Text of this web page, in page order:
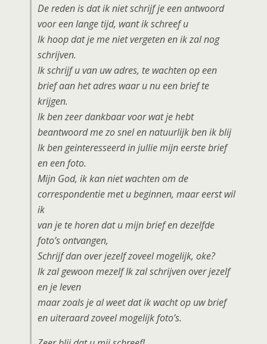
De reden is dat ik niet schrijf je een antwoord
voor een lange tijd, want ik schreef u
Ik hoop dat je me niet vergeten en ik zal nog
schrijven.
Ik schrijf u van uw adres, te wachten op een
brief aan het adres waar u nu een brief te
krijgen.
Ik ben zeer dankbaar voor wat je hebt
beantwoord me zo snel en natuurlijk ben ik blij
Ik ben geinteresseerd in jullie mijn eerste brief
en een foto.
Mijn God, ik kan niet wachten om de
correspondentie met u beginnen, maar eerst wil
ik
van je te horen dat u mijn brief en dezelfde
foto’s ontvangen,
Schrijf dan over jezelf zoveel mogelijk, oke?
Ik zal gewoon mezelf Ik zal schrijven over jezelf
en je leven
maar zoals je al weet dat ik wacht op uw brief
en uiteraard zoveel mogelijk foto’s.